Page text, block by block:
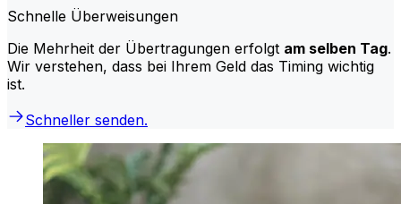
Schnelle Überweisungen
Die Mehrheit der Übertragungen erfolgt am selben Tag.
Wir verstehen, dass bei Ihrem Geld das Timing wichtig
ist.
Schneller senden.